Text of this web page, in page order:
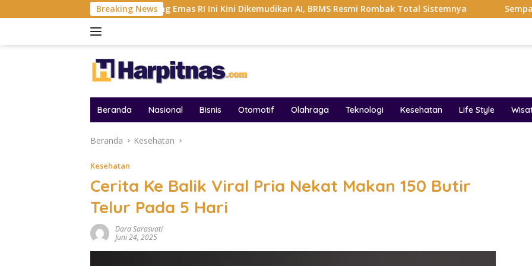
ke
Breaking News
Tambang Emas RI Ini Kini Dikemudikan AI, BRMS Resmi Rombak Total Sistemnya Sempat Viral Gaya ASI
Beranda Nasional Bisnis Otomotif Olahraga Teknologi Kesehatan Life Style
Beranda Kesehatan
Kesehatan
Cerita Ke Balik Viral Pria Nekat Makan 150 Butir
Telur Pada 5 Hari
Dara Sarasvati
Juni 24, 2025